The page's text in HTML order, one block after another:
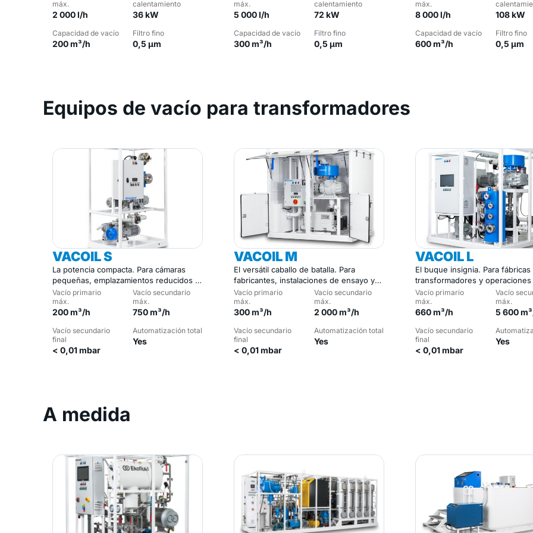
máx.
2 000 l/h
calentamiento
36 kW
Capacidad de vacío
200 m³/h
Filtro fino
0,5 µm
máx.
5 000 l/h
calentamiento
72 kW
Capacidad de vacío
300 m³/h
Filtro fino
0,5 µm
máx.
8 000 l/h 108 kW
Capacidad de vacío
600 m³/h
Filtro fino
0,5 µm
Equipos de vacío para transformadores
VACOIL S
La potencia compacta. Para cámaras
pequeñas, emplazamientos reducidos y
servicio en campo.
Vacío primario
máx.
200 m³/h
Vacío secundario
máx.
750 m³/h
Vacío secundario
final
< 0,01 mbar
Automatización total
Yes
VACOIL M
El versátil caballo de batalla. Para
fabricantes, instalaciones de ensayo y
flotas de servicio.
Vacío primario
máx.
300 m³/h
Vacío secundario
máx.
2 000 m³/h
Vacío secundario
final
< 0,01 mbar
Automatización total
Yes
VACOIL L
El buque insignia. Para fábricas
transformadores y operaciones
escala.
Vacío primario
máx.
660 m³/h
Vacío
máx.
5 600
Vacío secundario
final
< 0,01 mbar
Yes
A medida